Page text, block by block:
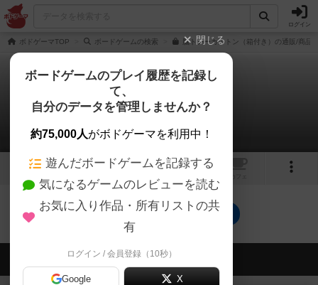
ログイン
ボドゲーマTOP ボードゲームの検索 脳トレーカルトン（箱付き）の通販/商品
脳トレーカルトン
0件のリプレイ日記
1
脳トレーカルトンのトップに戻る
会員の新しい投稿
閉じる
ボードゲームのプレイ履歴を記録し
て、
自分のデータを管理しませんか？
約75,000人がボドゲーマを利用中！
遊んだボードゲームを記録する
気になるゲームのレビューを読む
お気に入り作品・所有リストの共
有
ログイン / 会員登録（10秒）
Google X